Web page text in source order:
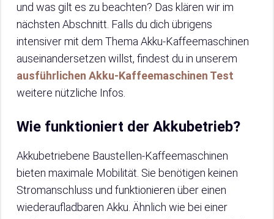
und was gilt es zu beachten? Das klären wir im
nächsten Abschnitt. Falls du dich übrigens
intensiver mit dem Thema Akku-Kaffeemaschinen
auseinandersetzen willst, findest du in unserem
ausführlichen Akku-Kaffeemaschinen Test
weitere nützliche Infos.
Wie funktioniert der Akkubetrieb?
Akkubetriebene Baustellen-Kaffeemaschinen
bieten maximale Mobilität. Sie benötigen keinen
Stromanschluss und funktionieren über einen
wiederaufladbaren Akku. Ähnlich wie bei einer